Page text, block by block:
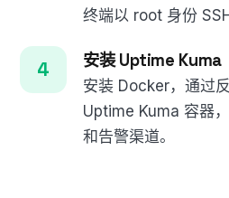
终端以 root 身份
安装 Uptime Kuma
安装 Docker，通过
Uptime Kuma 容器
和告警渠道。